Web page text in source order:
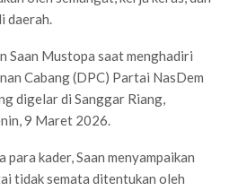
daerah.
Saan Mustopa saat menghadiri
Cabang (DPC) Partai NasDem
digelar di Sanggar Riang,
9 Maret 2026.
para kader, Saan menyampaikan
tidak semata ditentukan oleh